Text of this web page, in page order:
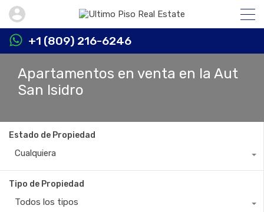
+1 (809) 216-6246
Apartamentos en venta en la Aut
San Isidro
Estado de Propiedad
Cualquiera
Tipo de Propiedad
Todos los tipos